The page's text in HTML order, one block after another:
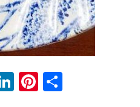
LinkedIn
Pinterest